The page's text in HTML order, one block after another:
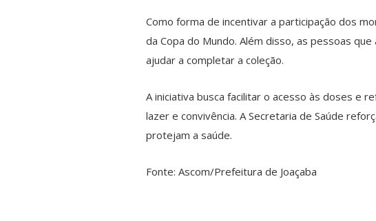
Como forma de incentivar a participação dos
da Copa do Mundo. Além disso, as pessoas
ajudar a completar a coleção.
A iniciativa busca facilitar o acesso às doses e
lazer e convivência. A Secretaria de Saúde
protejam a saúde.
Fonte: Ascom/Prefeitura de Joaçaba